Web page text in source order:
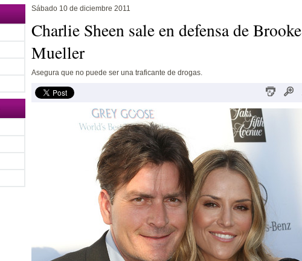
Sábado 10 de diciembre 2011
Charlie Sheen sale en defensa de Brooke
Mueller
Asegura que no puede ser una traficante de drogas.